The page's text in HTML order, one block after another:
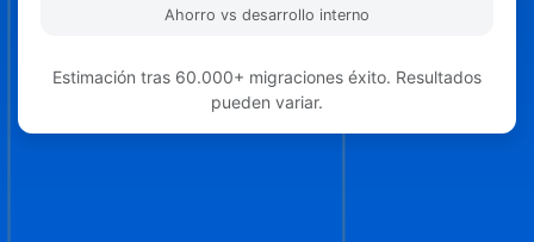
Ahorro vs desarrollo interno
Estimación tras 60.000+ migraciones éxito. Resultados
pueden variar.